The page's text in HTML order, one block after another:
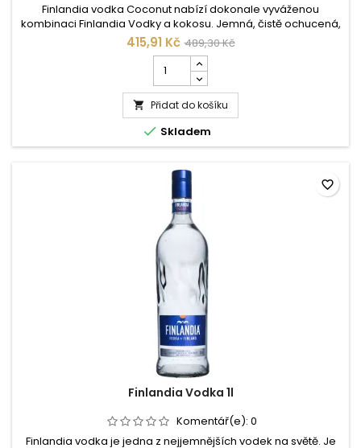
Finlandia vodka Coconut nabízí dokonale vyváženou
kombinaci Finlandia Vodky a kokosu. Jemná, čistě ochucená,
ale silná vodka se skvěle hodí i do míchaných nápojů. V těch
složitějších podtrhne chuť přidaných ingrediencí, v
jednodušších si zase vychutnáte přírodní ovocnou chuť.
Složení: pitná voda, obilný líh, cukr, přírodní kokosové aroma.
Výživové...
415,91 Kč 489,30 Kč
kusů
produktu
Finlandia
Coconut
1l
 Přidat do košíku
 Skladem
Finlandia Vodka 1l
Komentář(e): 0
Finlandia vodka je jedna z nejjemnějších vodek na světě. Je
favorite_border